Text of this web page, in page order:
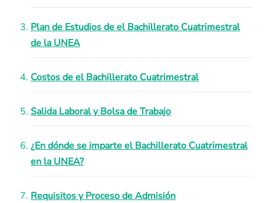
Plan de Estudios de el Bachillerato Cuatrimestral
de la UNEA
Costos de el Bachillerato Cuatrimestral
Salida Laboral y Bolsa de Trabajo
¿En dónde se imparte el Bachillerato Cuatrimestral
en la UNEA?
Requisitos y Proceso de Admisión